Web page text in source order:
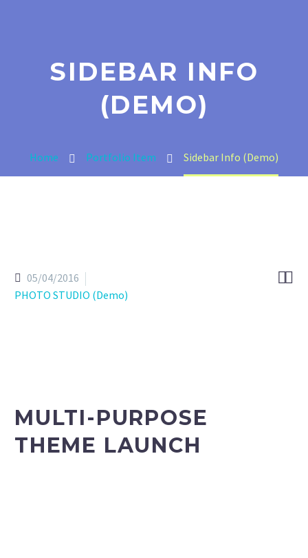
SIDEBAR INFO
(DEMO)
Home Portfolio Item Sidebar Info (Demo)

05/04/2016
PHOTO STUDIO (Demo)
MULTI-PURPOSE
THEME LAUNCH